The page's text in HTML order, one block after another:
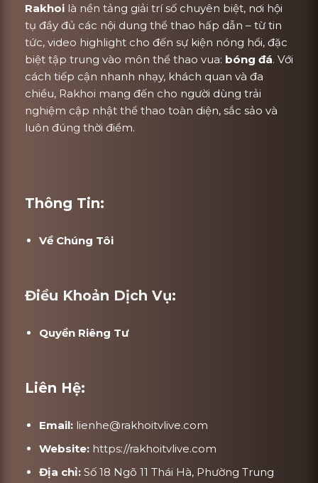
Rakhoi là nền tảng giải trí số chuyên biệt, nơi hội
tụ đầy đủ các nội dung thể thao hấp dẫn – từ tin
tức, video highlight cho đến sự kiện nóng hổi, đặc
biệt tập trung vào môn thể thao vua: bóng đá. Với
cách tiếp cận nhanh nhạy, khách quan và đa
chiều, Rakhoi mang đến cho người dùng trải
nghiệm cập nhật thể thao toàn diện, sắc sảo và
luôn đúng thời điểm.
Thông Tin:
Về Chúng Tôi
Điều Khoản Dịch Vụ:
Quyền Riêng Tư
Liên Hệ:
Email: lienhe@rakhoitvlive.com
Website: https://rakhoitvlive.com
Địa chỉ: Số 18 Ngõ 11 Thái Hà, Phường Trung